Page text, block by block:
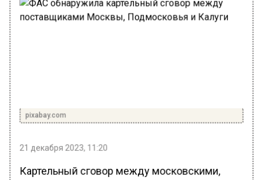
pixabay.com
21 декабря 2023, 11:20
Картельный сговор между московскими,